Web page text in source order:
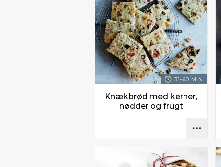
31-60 MIN.
Knækbrød med kerner,
nødder og frugt